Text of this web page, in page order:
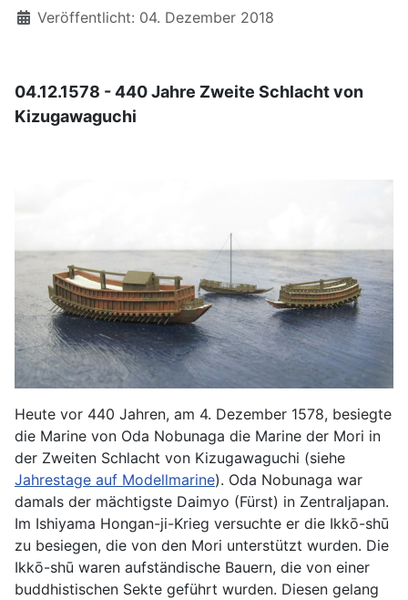
Details
Veröffentlicht: 04. Dezember 2018
04.12.1578 - 440 Jahre Zweite Schlacht von
Kizugawaguchi
Heute vor 440 Jahren, am 4. Dezember 1578, besiegte
die Marine von Oda Nobunaga die Marine der Mori in
der Zweiten Schlacht von Kizugawaguchi (siehe
Jahrestage auf Modellmarine). Oda Nobunaga war
damals der mächtigste Daimyo (Fürst) in Zentraljapan.
Im Ishiyama Hongan-ji-Krieg versuchte er die Ikkō-shū
zu besiegen, die von den Mori unterstützt wurden. Die
Ikkō-shū waren aufständische Bauern, die von einer
buddhistischen Sekte geführt wurden. Diesen gelang